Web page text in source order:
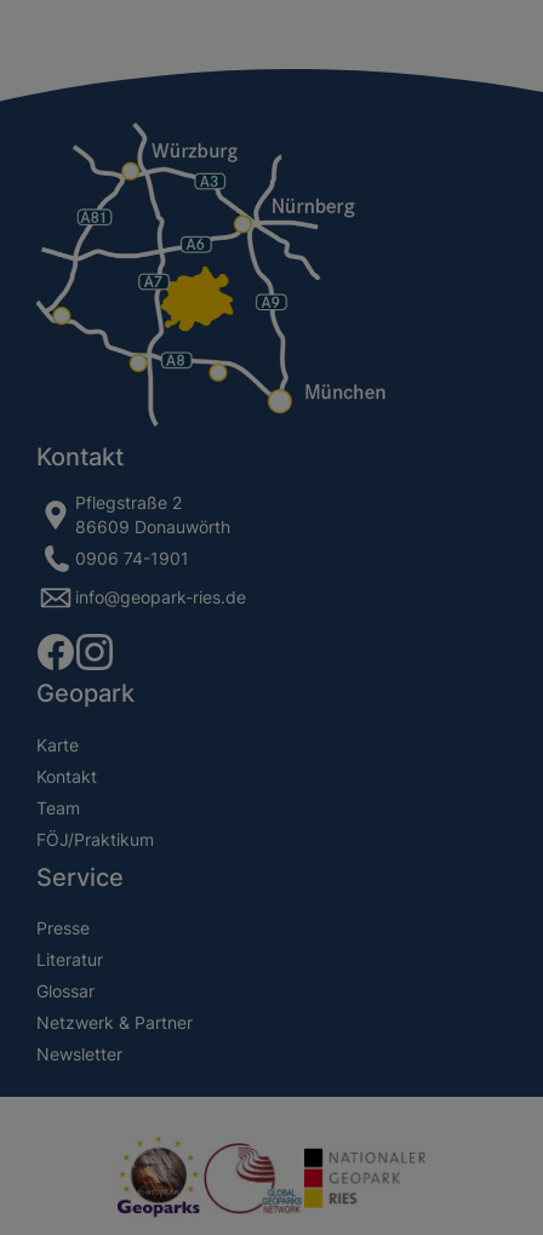
Kontakt
Pflegstraße 2
86609 Donauwörth
0906 74-1901
info@geopark-ries.de
Geopark
Karte
Kontakt
Team
FÖJ/Praktikum
Service
Presse
Literatur
Glossar
Netzwerk & Partner
Newsletter